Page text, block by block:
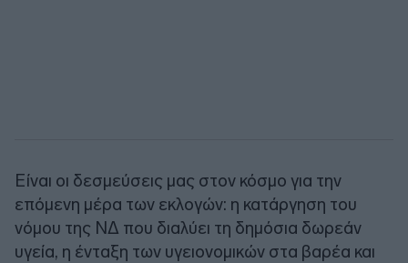
Είναι οι δεσμεύσεις μας στον κόσμο για την
επόμενη μέρα των εκλογών: η κατάργηση του
νόμου της ΝΔ που διαλύει τη δημόσια δωρεάν
υγεία, η ένταξη των υγειονομικών στα βαρέα και